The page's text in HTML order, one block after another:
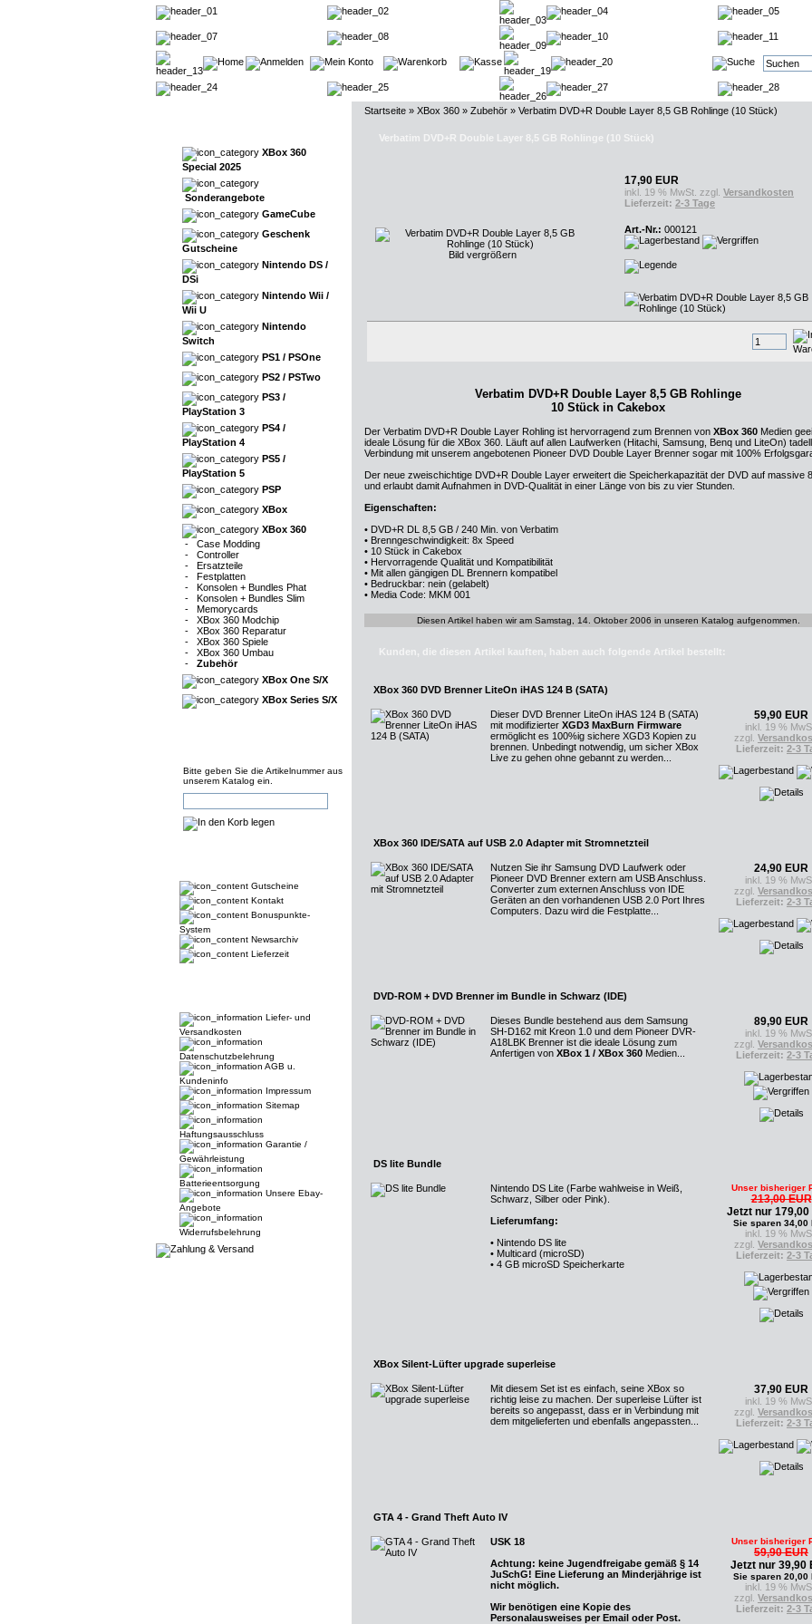
XBox 360
Special 2025
Sonderangebote
GameCube
Geschenk
Gutscheine
Nintendo DS /
DSi
Nintendo Wii /
Wii U
Nintendo
Switch
PS1 / PSOne
PS2 / PSTwo
PS3 /
PlayStation 3
PS4 /
PlayStation 4
PS5 /
PlayStation 5
PSP
XBox
XBox 360
- Case Modding
- Controller
- Ersatzteile
- Festplatten
- Konsolen + Bundles Phat
- Konsolen + Bundles Slim
- Memorycards
- XBox 360 Modchip
- XBox 360 Reparatur
- XBox 360 Spiele
- XBox 360 Umbau
- Zubehör
XBox One S/X
XBox Series S/X
Bitte geben Sie die Artikelnummer aus
unserem Katalog ein.
Gutscheine
Kontakt
Bonuspunkte-
System
Newsarchiv
Lieferzeit
Liefer- und
Versandkosten
Datenschutzbelehrung
AGB u.
Kundeninfo
Impressum
Sitemap
Haftungsausschluss
Garantie /
Gewährleistung
Batterieentsorgung
Unsere Ebay-
Angebote
Widerrufsbelehrung
Startseite » XBox 360 » Zubehör » Verbatim DVD+R Double Layer 8,5 GB Rohlinge (10 Stück)
Verbatim DVD+R Double Layer 8,5 GB Rohlinge (10 Stück)
Bild vergrößern
17,90 EUR
inkl. 19 % MwSt. zzgl. Versandkosten
Lieferzeit: 2-3 Tage
Art.-Nr.: 000121
Verbatim DVD+R Double Layer 8,5 GB Rohlinge
10 Stück in Cakebox
Der Verbatim DVD+R Double Layer Rohling ist hervorragend zum Brennen von XBox 360 Medien
ideale Lösung für die XBox 360. Läuft auf allen Laufwerken (Hitachi, Samsung, Benq und LiteOn)
Verbindung mit unserem angebotenen Pioneer DVD Double Layer Brenner sogar mit 100%
Der neue zweischichtige DVD+R Double Layer erweitert die Speicherkapazität der DVD auf massive
und erlaubt damit Aufnahmen in DVD-Qualität in einer Länge von bis zu vier Stunden.
Eigenschaften:
• DVD+R DL 8,5 GB / 240 Min. von Verbatim
• Brenngeschwindigkeit: 8x Speed
• 10 Stück in Cakebox
• Hervorragende Qualität und Kompatibilität
• Mit allen gängigen DL Brennern kompatibel
• Bedruckbar: nein (gelabelt)
• Media Code: MKM 001
Diesen Artikel haben wir am Samstag, 14. Oktober 2006 in unseren Katalog aufgenommen.
Kunden, die diesen Artikel kauften, haben auch folgende Artikel bestellt:
XBox 360 DVD Brenner LiteOn iHAS 124 B (SATA)
Dieser DVD Brenner LiteOn iHAS 124 B (SATA)
mit modifizierter XGD3 MaxBurn Firmware
ermöglicht es 100%ig sichere XGD3 Kopien zu
brennen. Unbedingt notwendig, um sicher XBox
Live zu gehen ohne gebannt zu werden...
59,90 EUR
inkl. 19 %
zzgl.
Lieferzeit: 2-3
XBox 360 IDE/SATA auf USB 2.0 Adapter mit Stromnetzteil
Nutzen Sie ihr Samsung DVD Laufwerk oder
Pioneer DVD Brenner extern am USB Anschluss.
Converter zum externen Anschluss von IDE
Geräten an den vorhandenen USB 2.0 Port Ihres
Computers. Dazu wird die Festplatte...
24,90 EUR
inkl. 19 %
zzgl.
Lieferzeit: 2-3
DVD-ROM + DVD Brenner im Bundle in Schwarz (IDE)
Dieses Bundle bestehend aus dem Samsung
SH-D162 mit Kreon 1.0 und dem Pioneer DVR-
A18LBK Brenner ist die ideale Lösung zum
Anfertigen von XBox 1 / XBox 360 Medien...
89,90 EUR
inkl. 19 %
zzgl.
Lieferzeit: 2-3
DS lite Bundle
Nintendo DS Lite (Farbe wahlweise in Weiß,
Schwarz, Silber oder Pink).
Lieferumfang:
• Nintendo DS lite
• Multicard (microSD)
• 4 GB microSD Speicherkarte
Unser bisheriger
213,00 EUR
Jetzt nur 179,00
Sie sparen 34,00
inkl. 19 %
zzgl.
Lieferzeit: 2-3
XBox Silent-Lüfter upgrade superleise
Mit diesem Set ist es einfach, seine XBox so
richtig leise zu machen. Der superleise Lüfter ist
bereits so angepasst, dass er in Verbindung mit
dem mitgelieferten und ebenfalls angepassten...
37,90 EUR
inkl. 19 %
zzgl.
Lieferzeit: 2-3
GTA 4 - Grand Theft Auto IV
USK 18
Achtung: keine Jugendfreigabe gemäß § 14
JuSchG! Eine Lieferung an Minderjährige ist
nicht möglich.
Wir benötigen eine Kopie des
Personalausweises per Email oder Post.
Unser bisheriger
59,90 EUR
Jetzt nur 39,90
Sie sparen 20,00
inkl. 19 %
zzgl.
Lieferzeit: 2-3